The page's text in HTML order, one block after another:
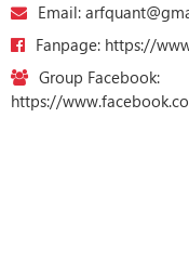
Email:
Fanpage: https://
Group Facebook:
https://